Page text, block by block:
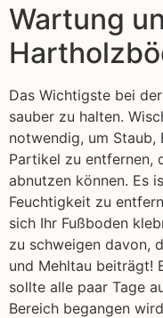
Wartung
Das Wichtigste bei
sauber zu halten.
notwendig, um Staub,
Partikel zu entfernen,
abnutzen können. Es
Feuchtigkeit zu
sich Ihr Fußboden
zu schweigen davon,
und Mehltau beiträgt!
sollte alle paar Tage
Bereich begangen